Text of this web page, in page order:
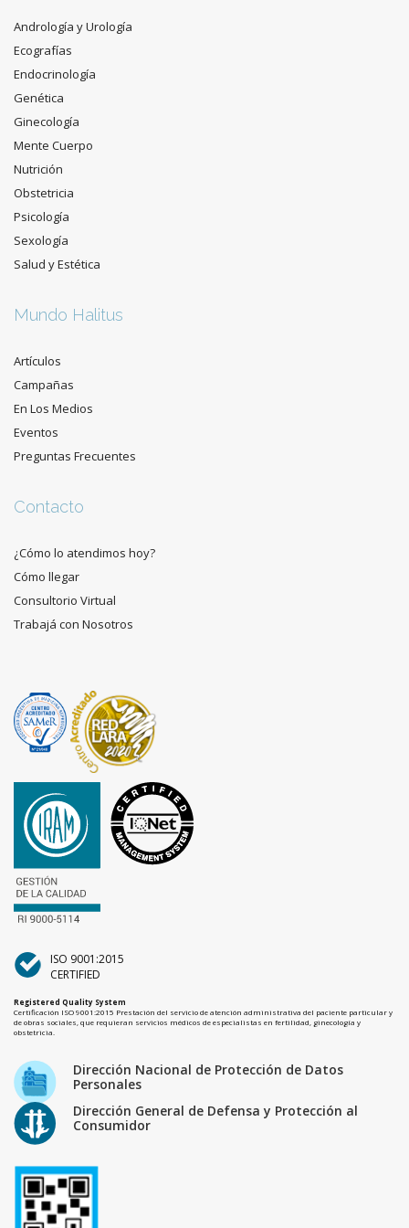
Andrología y Urología
Ecografías
Endocrinología
Genética
Ginecología
Mente Cuerpo
Nutrición
Obstetricia
Psicología
Sexología
Salud y Estética
Mundo Halitus
Artículos
Campañas
En Los Medios
Eventos
Preguntas Frecuentes
Contacto
¿Cómo lo atendimos hoy?
Cómo llegar
Consultorio Virtual
Trabajá con Nosotros
ISO 9001:2015
CERTIFIED
Registered Quality System
Certificación ISO 9001:2015 Prestación del servicio de atención administrativa del paciente particular y
de obras sociales, que requieran servicios médicos de especialistas en fertilidad, ginecología y
obstetricia.
Dirección Nacional de Protección de Datos
Personales
Dirección General de Defensa y Protección al
Consumidor